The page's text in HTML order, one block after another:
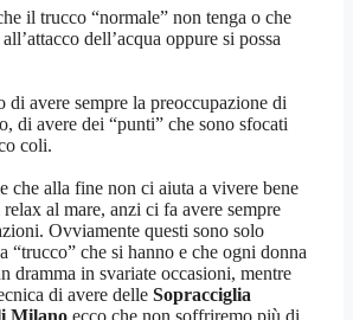
il trucco “normale” non tenga o che
dell’acqua oppure si possa
di avere sempre la preoccupazione di
di avere dei “punti” che sono sfocati
coli.
che alla fine non ci aiuta a vivere bene
al mare, anzi ci fa avere sempre
Ovviamente questi sono solo
“trucco” che si hanno e che ogni donna
dramma in svariate occasioni, mentre
di avere delle Sopracciglia
Milano ecco che non soffriremo più di